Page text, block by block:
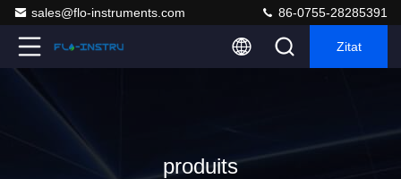
sales@flo-instruments.com 86-0755-28285391
Zitat
produits